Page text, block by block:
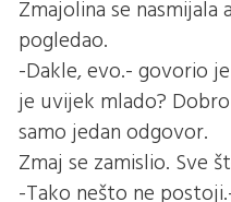
Zmajolina se
pogledao.
-Dakle, evo.- govorio
je uvijek mlado?
samo jedan odgovor.
Zmaj se zamislio. Sve
-Tako nešto ne